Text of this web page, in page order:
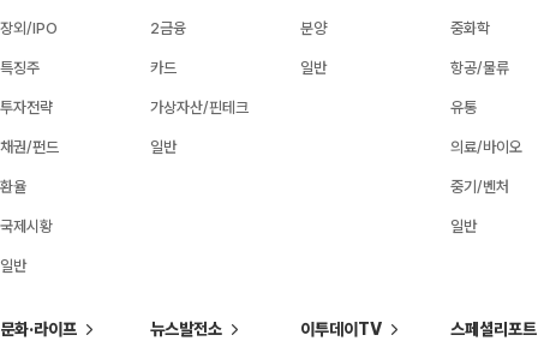
장외/IPO
특징주
투자전략
채권/펀드
환율
국제시황
일반
2금융
카드
가상자산/핀테크
일반
분양
일반
중화학
항공/물류
유통
의료/바이오
중기/벤처
일반
문화·라이프 뉴스발전소 이투데이TV 스페셜리포트